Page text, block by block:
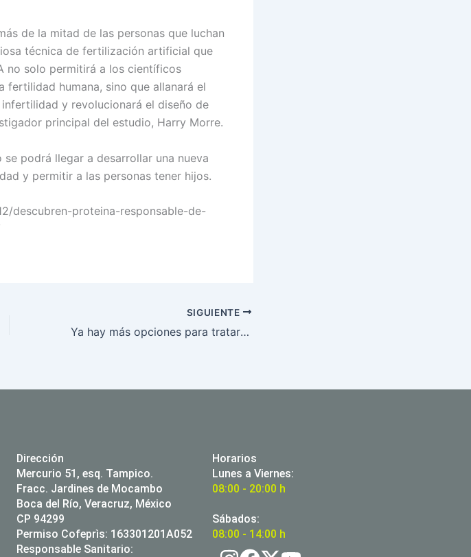
de la mitad de las personas que luchan
técnica de fertilización artificial que
no solo permitirá a los científicos
fertilidad humana, sino que allanará el
y revolucionará el diseño de
principal del estudio, Harry Morre.
podrá llegar a desarrollar una nueva
y permitir a las personas tener hijos.
descubren-proteina-responsable-de-
SIGUIENTE
Ya hay más opciones para tratar la infertilidad masculina
Dirección
Mercurio 51, esq. Tampico.
Fracc. Jardines de Mocambo
Boca del Río, Veracruz, México
CP 94299
Permiso Cofeprìs: 163301201A052
Responsable Sanitario:
Horarios
Lunes a Viernes:
08:00 - 20:00 h
Sábados:
08:00 - 14:00 h